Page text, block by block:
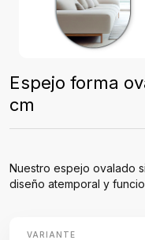
Espejo forma
cm
Nuestro espejo ovalado
diseño atemporal y
VARIANTE